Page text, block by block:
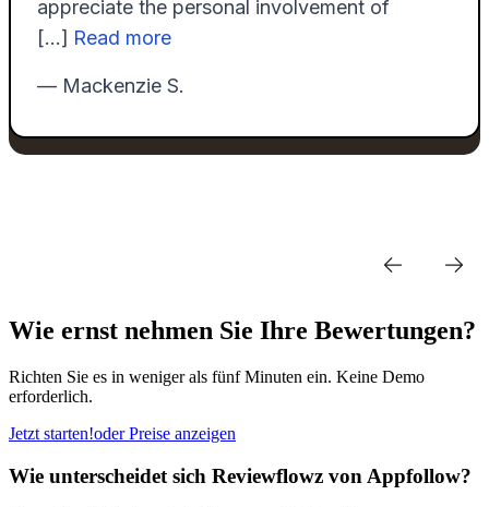
Wie ernst nehmen Sie Ihre Bewertungen?
Richten Sie es in weniger als fünf Minuten ein. Keine Demo
erforderlich.
Jetzt starten!oder Preise anzeigen
Wie unterscheidet sich Reviewflowz von Appfollow?